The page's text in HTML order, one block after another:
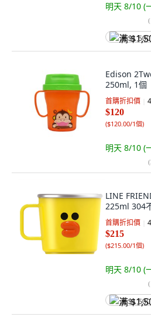
明天 8/10 (
(
满
Edison
250ml, 1個
首購折扣價
$120
($120.00/1個)
明天 8/10 (
(
LINE
225ml 304
首購折扣價
$215
($215.00/1個)
明天 8/10 (
(
满